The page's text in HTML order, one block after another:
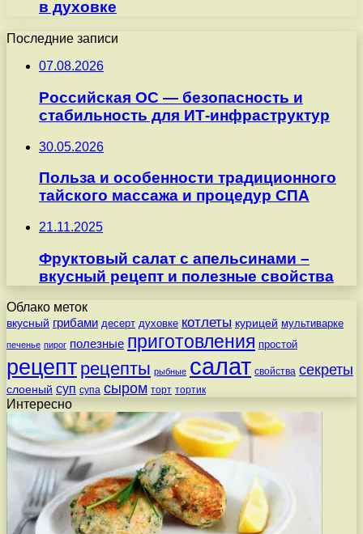
в духовке
Последние записи
07.08.2026
Российская ОС — безопасность и
стабильность для ИТ-инфраструктур
30.05.2026
Польза и особенности традиционного
тайского массажа и процедур СПА
21.11.2025
Фруктовый салат с апельсинами –
вкусный рецепт и полезные свойства
Облако меток
вкусный грибами десерт духовке котлеты курицей мультиварке
печенье пирог полезные приготовления простой
рецепт рецепты рыбные салат свойства секреты
слоеный суп супа сыром торт тортик
Интересно